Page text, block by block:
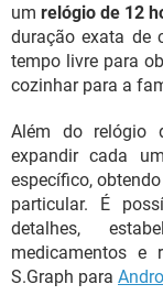
umrelógio de 12
duração exata de
tempo livre para
cozinhar para a
Além do relógio
expandir cada
específico,
particular. É
detalhes,
medicamentos e
S.Graph para